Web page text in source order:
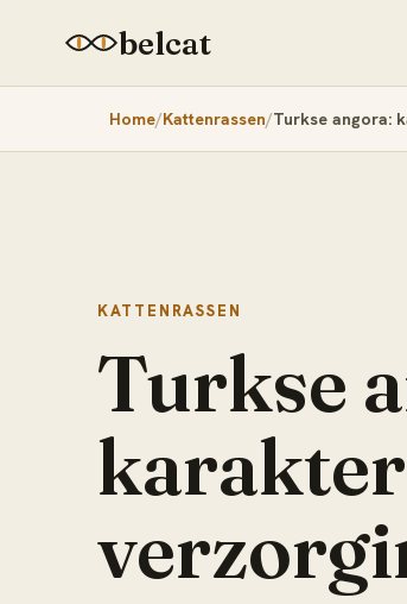
belcat
Home Kattenrassen Turkse angora:
KATTENRASSEN
Turkse